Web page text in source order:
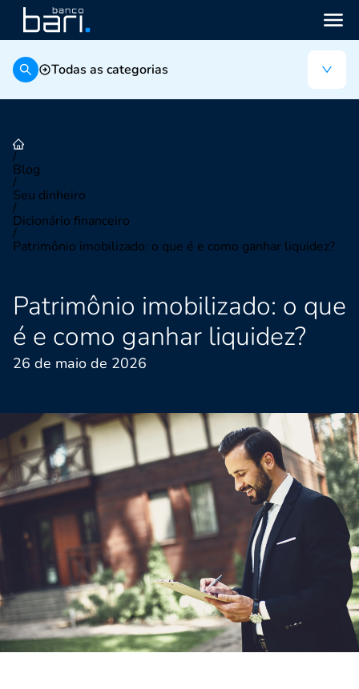
Todas as categorias
/
Blog
/
Seu dinheiro
/
Dicionário financeiro
/
Patrimônio imobilizado: o que é e como ganhar liquidez?
Patrimônio imobilizado: o que
é e como ganhar liquidez?
26 de maio de 2026